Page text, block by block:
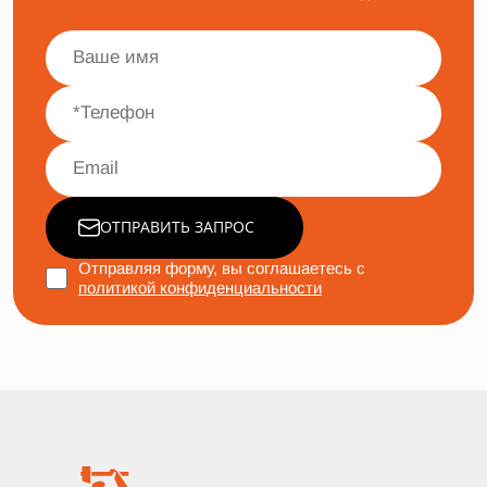
ОТПРАВИТЬ ЗАПРОС
Отправляя форму, вы соглашаетесь с
политикой конфиденциальности